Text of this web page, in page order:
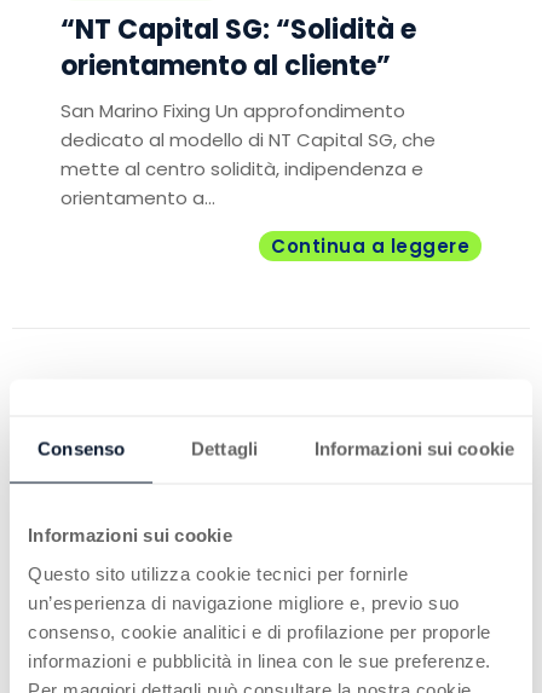
Consenso Dettagli Informazioni sui cookie
Informazioni sui cookie
Questo sito utilizza cookie tecnici per fornirle
un’esperienza di navigazione migliore e, previo suo
consenso, cookie analitici e di profilazione per proporle
informazioni e pubblicità in linea con le sue preferenze.
Per maggiori dettagli può consultare la nostra cookie
“NT Capital SG: “Solidità e
orientamento al cliente”
San Marino Fixing Un approfondimento
dedicato al modello di NT Capital SG, che
mette al centro solidità, indipendenza e
orientamento a...
Continua a leggere